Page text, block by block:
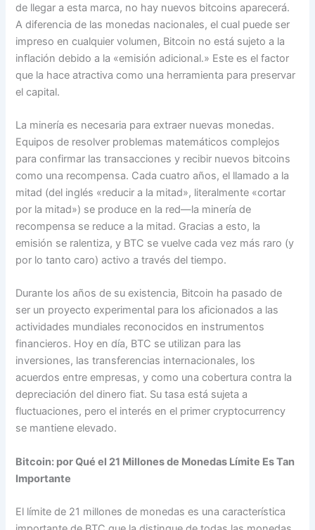
de llegar a esta marca, no hay nuevos bitcoins aparecerá.
A diferencia de las monedas nacionales, el cual puede ser
impreso en cualquier volumen, Bitcoin no está sujeto a la
inflación debido a la «emisión adicional.» Este es el factor
que la hace atractiva como una herramienta para preservar
el capital.
La minería es necesaria para extraer nuevas monedas.
Equipos de resolver problemas matemáticos complejos
para confirmar las transacciones y recibir nuevos bitcoins
como una recompensa. Cada cuatro años, el llamado a la
mitad (del inglés «reducir a la mitad», literalmente «cortar
por la mitad») se produce en la red—la minería de
recompensa se reduce a la mitad. Gracias a esto, la
emisión se ralentiza, y BTC se vuelve cada vez más raro (y
por lo tanto caro) activo a través del tiempo.
Durante los años de su existencia, Bitcoin ha pasado de
ser un proyecto experimental para los aficionados a las
actividades mundiales reconocidos en instrumentos
financieros. Hoy en día, BTC se utilizan para las
inversiones, las transferencias internacionales, los
acuerdos entre empresas, y como una cobertura contra la
depreciación del dinero fiat. Su tasa está sujeta a
fluctuaciones, pero el interés en el primer cryptocurrency
se mantiene elevado.
Bitcoin: por Qué el 21 Millones de Monedas Límite Es Tan
Importante
El límite de 21 millones de monedas es una característica